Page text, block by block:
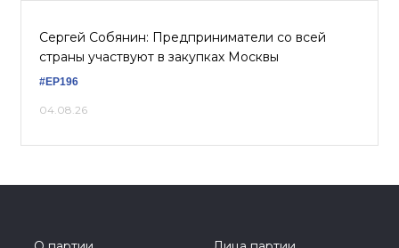
Сергей Собянин: Предприниматели со всей
страны участвуют в закупках Москвы
#ЕР196
04.08.26